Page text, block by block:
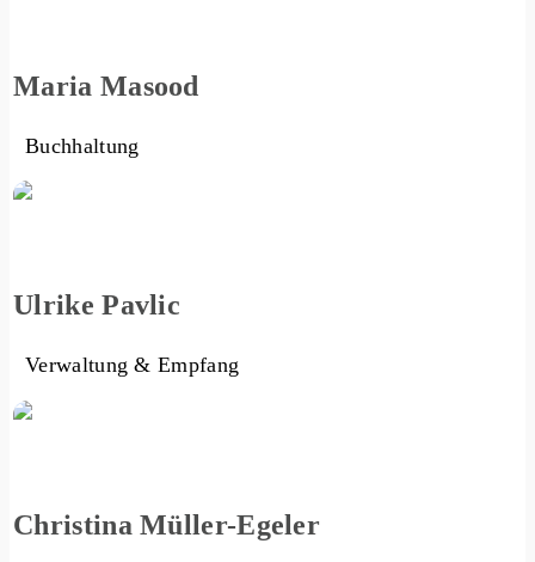
Maria Masood
Buchhaltung
Ulrike Pavlic
Verwaltung & Empfang
Christina Müller-Egeler